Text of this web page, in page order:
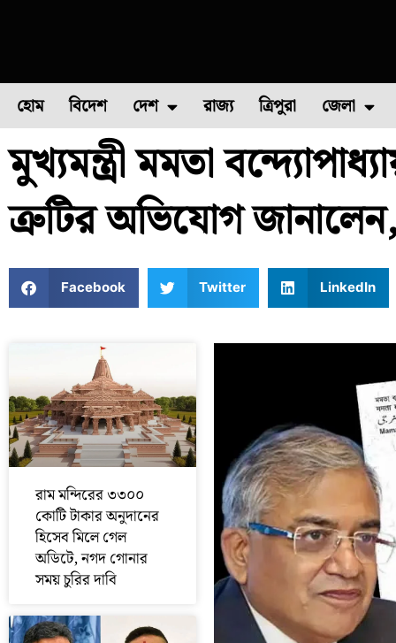
হোম বিদেশ দেশ
ফুল চাষ ফল চাষ মাছ চাষ পোল্ট্রি
রাজ্য ত্রিপুরা জেলা
উত্তর ২৪
মুখ্যমন্ত্রী মমতা
ত্রুটির অভিযোগ জানালেন,
Facebook Twitter LinkedIn
রাম মন্দিরের ৩৩০০
কোটি টাকার অনুদানের
হিসেব মিলে গেল
অডিটে, নগদ গোনার
সময় চুরির দাবি